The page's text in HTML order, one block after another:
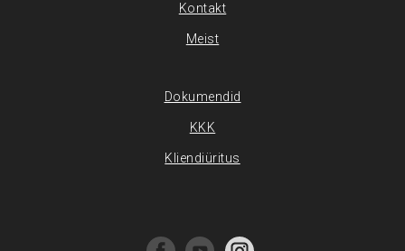
Kontakt
Meist
Dokumendid
KKK
Kliendiüritus